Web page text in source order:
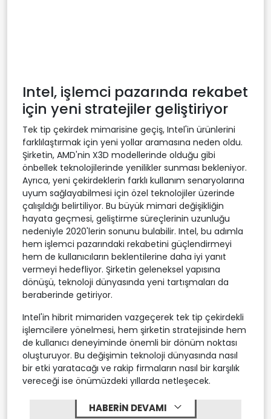
Intel, işlemci pazarında rekabet
için yeni stratejiler geliştiriyor
Tek tip çekirdek mimarisine geçiş, Intel'in ürünlerini
farklılaştırmak için yeni yollar aramasına neden oldu.
Şirketin, AMD'nin X3D modellerinde olduğu gibi
önbellek teknolojilerinde yenilikler sunması bekleniyor.
Ayrıca, yeni çekirdeklerin farklı kullanım senaryolarına
uyum sağlayabilmesi için özel teknolojiler üzerinde
çalışıldığı belirtiliyor. Bu büyük mimari değişikliğin
hayata geçmesi, geliştirme süreçlerinin uzunluğu
nedeniyle 2020'lerin sonunu bulabilir. Intel, bu adımla
hem işlemci pazarındaki rekabetini güçlendirmeyi
hem de kullanıcıların beklentilerine daha iyi yanıt
vermeyi hedefliyor. Şirketin geleneksel yapısına
dönüşü, teknoloji dünyasında yeni tartışmaları da
beraberinde getiriyor.
Intel'in hibrit mimariden vazgeçerek tek tip çekirdekli
işlemcilere yönelmesi, hem şirketin stratejisinde hem
de kullanıcı deneyiminde önemli bir dönüm noktası
oluşturuyor. Bu değişimin teknoloji dünyasında nasıl
bir etki yaratacağı ve rakip firmaların nasıl bir karşılık
vereceği ise önümüzdeki yıllarda netleşecek.
HABERİN DEVAMI